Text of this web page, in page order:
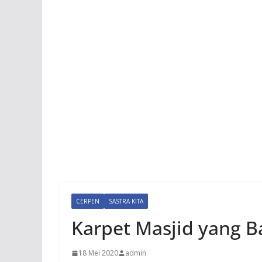
CERPEN SASTRA KITA
Karpet Masjid yang
18 Mei 2020 admin